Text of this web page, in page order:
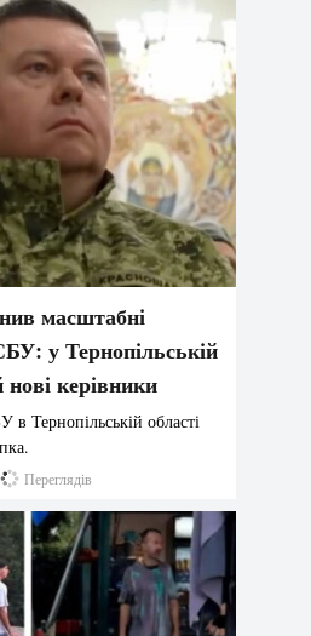
масштабні
у Тернопільській
нові керівники
Тернопільській області
615 Переглядів